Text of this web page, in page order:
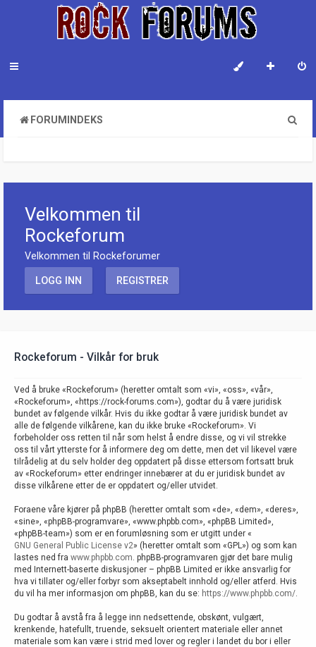
FORUMINDEKS
Velkommen til
Rockeforum
Velkommen til Rockeforumer
LOGG INN REGISTRER
Rockeforum - Vilkår for bruk
Ved å bruke «Rockeforum» (heretter omtalt som «vi», «oss», «vår»,
«Rockeforum», «https://rock-forums.com»), godtar du å være juridisk
bundet av følgende vilkår. Hvis du ikke godtar å være juridisk bundet av
alle de følgende vilkårene, kan du ikke bruke «Rockeforum». Vi
forbeholder oss retten til når som helst å endre disse, og vi vil strekke
oss til vårt ytterste for å informere deg om dette, men det vil likevel være
tilrådelig at du selv holder deg oppdatert på disse ettersom fortsatt bruk
av «Rockeforum» etter endringer innebærer at du er juridisk bundet av
disse vilkårene etter de er oppdatert og/eller utvidet.
Foraene våre kjører på phpBB (heretter omtalt som «de», «dem», «deres»,
«sine», «phpBB-programvare», «www.phpbb.com», «phpBB Limited»,
«phpBB-team») som er en forumløsning som er utgitt under «
GNU General Public License v2» (heretter omtalt som «GPL») og som kan
lastes ned fra www.phpbb.com. phpBB-programvaren gjør det bare mulig
med Internett-baserte diskusjoner – phpBB Limited er ikke ansvarlig for
hva vi tillater og/eller forbyr som akseptabelt innhold og/eller atferd. Hvis
du vil ha mer informasjon om phpBB, kan du se: https://www.phpbb.com/.
Du godtar å avstå fra å legge inn nedsettende, obskønt, vulgært,
krenkende, hatefullt, truende, seksuelt orientert materiale eller annet
materiale som kan være i strid med lover og regler i landet du bor i eller